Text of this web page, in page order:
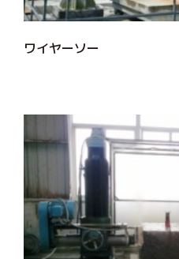
ワイヤーソー